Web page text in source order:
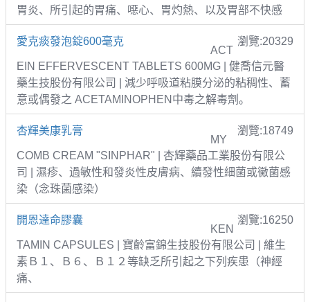
胃炎、所引起的胃痛、噁心、胃灼熱、以及胃部不快感
愛克痰發泡錠600毫克 瀏覽:20329
ACT
EIN EFFERVESCENT TABLETS 600MG | 健喬信元醫
藥生技股份有限公司 | 減少呼吸道粘膜分泌的粘稠性、蓄
意或偶發之 ACETAMINOPHEN中毒之解毒劑。
杏輝美康乳膏 瀏覽:18749
MY
COMB CREAM "SINPHAR" | 杏輝藥品工業股份有限公
司 | 濕疹、過敏性和發炎性皮膚病、續發性細菌或黴菌感
染（念珠菌感染）
開恩達命膠囊 瀏覽:16250
KEN
TAMIN CAPSULES | 寶齡富錦生技股份有限公司 | 維生
素Ｂ１、Ｂ６、Ｂ１２等缺乏所引起之下列疾患（神經
痛、